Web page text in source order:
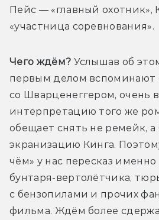
Пейс — «главный охотник»,
«участница соревнования».
Чего ждём? Услышав об
первым делом вспоминают
со Шварценеггером, очень
интерпретацию того же
обещает снять не ремейк, а
экранизацию Кинга.
чём» у нас пересказ
бунтаря-вертолётчика,
с бензопилами и прочих
фильма. Ждём более